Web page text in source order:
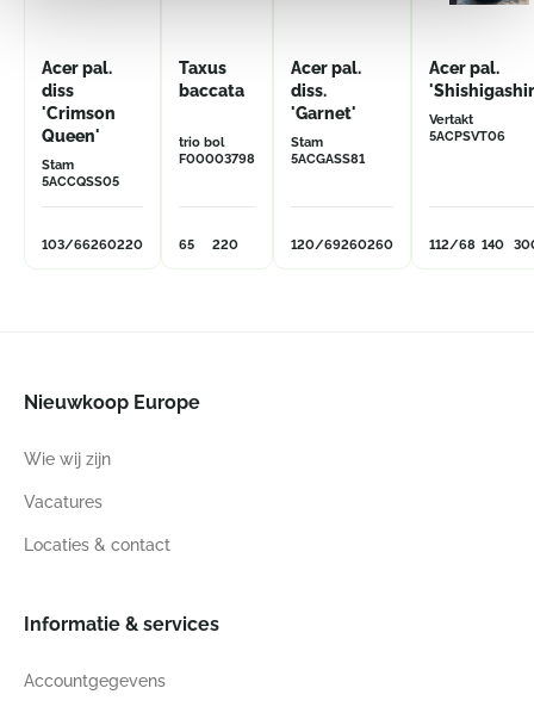
Acer pal.
diss
'Crimson
Queen'
Stam
5ACCQSS05
103/66260220
Taxus
baccata
trio bol
F00003798
65 220
Acer pal.
diss.
'Garnet'
Stam
5ACGASS81
120/69260260
Acer pal.
Vertakt
5ACPSVT06
112/68 140
Nieuwkoop Europe
Wie wij zijn
Vacatures
Locaties & contact
Informatie & services
Accountgegevens